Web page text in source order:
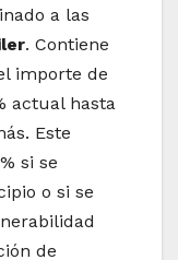
a las
. Contiene
importe de
actual hasta
Este
si se
o si se
de